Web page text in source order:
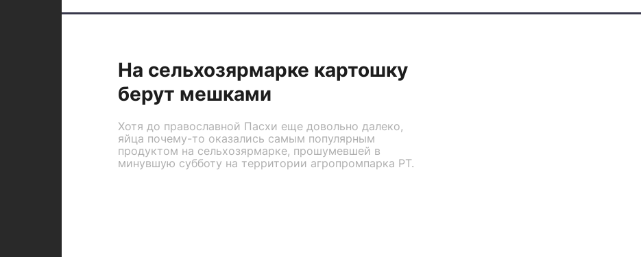
На сельхозярмарке картошку
берут мешками
Хотя до православной Пасхи еще довольно далеко,
яйца почему-то оказались самым популярным
продуктом на сельхозярмарке, прошумевшей в
минувшую субботу на территории агропромпарка РТ.